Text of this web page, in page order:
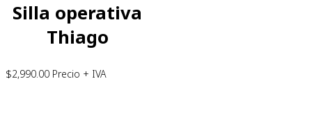
Silla operativa
Thiago
$2,990.00 Precio + IVA